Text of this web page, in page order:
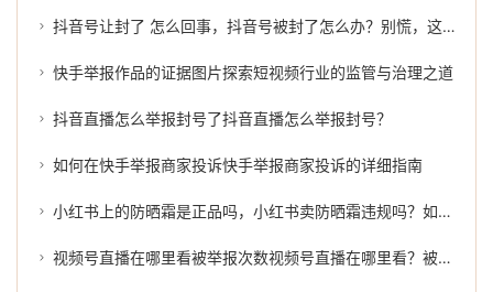
抖音号让封了 怎么回事，抖音号被封了怎么办？别慌，这几招或许能帮到你
快手举报作品的证据图片探索短视频行业的监管与治理之道
抖音直播怎么举报封号了抖音直播怎么举报封号？
如何在快手举报商家投诉快手举报商家投诉的详细指南
小红书上的防晒霜是正品吗，小红书卖防晒霜违规吗？如何有效举报？
视频号直播在哪里看被举报次数视频号直播在哪里看？被举报次数的真相